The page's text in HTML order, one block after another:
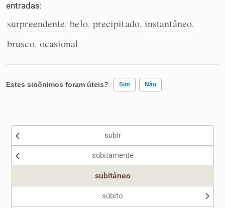
Cata-letras
Caça-palavras
Sinônimos
entradas:
surpreendente, belo, precipitado, instantâneo,
brusco, ocasional
Estes sinônimos foram úteis? Sim Não
Nenhum dos sinônimos apresentados me ajudou
subir
subitamente
subitâneo
súbito